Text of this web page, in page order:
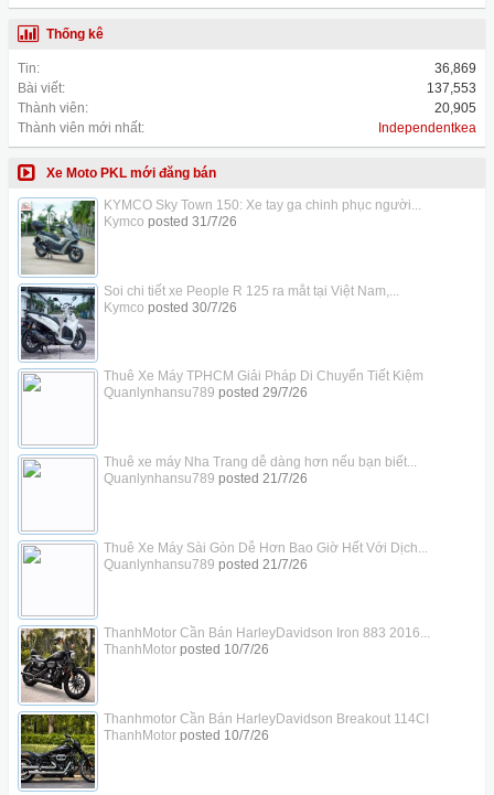
Thống kê
Tin:
36,869
Bài viết:
137,553
Thành viên:
20,905
Thành viên mới nhất:
Independentkea
Xe Moto PKL mới đăng bán
KYMCO Sky Town 150: Xe tay ga chinh phục người...
Kymco posted 31/7/26
Soi chi tiết xe People R 125 ra mắt tại Việt Nam,...
Kymco posted 30/7/26
Thuê Xe Máy TPHCM Giải Pháp Di Chuyển Tiết Kiệm
Quanlynhansu789 posted 29/7/26
Thuê xe máy Nha Trang dễ dàng hơn nếu bạn biết...
Quanlynhansu789 posted 21/7/26
Thuê Xe Máy Sài Gòn Dễ Hơn Bao Giờ Hết Với Dịch...
Quanlynhansu789 posted 21/7/26
ThanhMotor Cần Bán HarleyDavidson Iron 883 2016...
ThanhMotorposted 10/7/26
Thanhmotor Cần Bán HarleyDavidson Breakout 114CI
ThanhMotorposted 10/7/26